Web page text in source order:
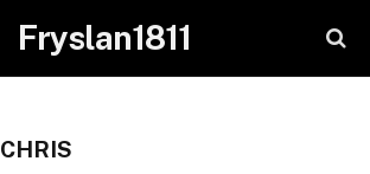
Fryslan1811
CHRIS